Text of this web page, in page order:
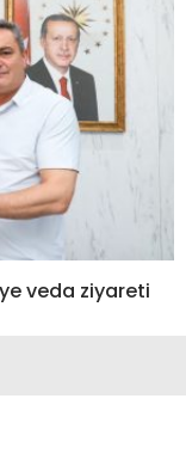
veda ziyareti